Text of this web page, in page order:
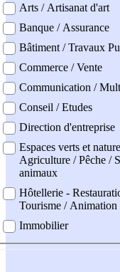
Arts / Artisanat d'art
Banque / Assurance
Bâtiment / Travaux
Commerce / Vente
Communication /
Conseil / Etudes
Direction d'entreprise
Espaces verts et
Agriculture / Pêche /
animaux
Hôtellerie -
Tourisme / Animation
Immobilier